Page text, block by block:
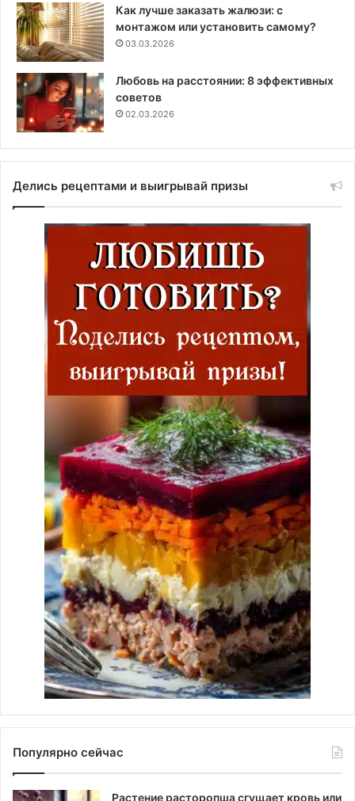
Как лучше заказать жалюзи: с
монтажом или установить самому?
03.03.2026
Любовь на расстоянии: 8 эффективных
советов
02.03.2026
Делись рецептами и выигрывай призы
Популярно сейчас
Растение расторопша сгущает кровь или